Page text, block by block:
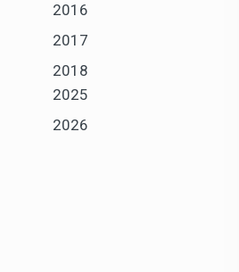
2016
2017
2018
2025
2026